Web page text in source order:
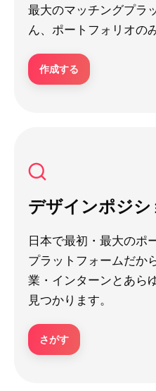
最大のマッチングプラ
ん、ポートフォリオの
作成する
デザインポジ
日本で最初・最大のポ
プラットフォームだか
業・インターンとあら
見つかります。
さがす